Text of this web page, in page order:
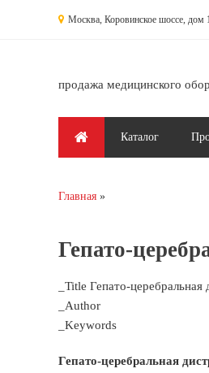
Москва, Коровинское шоссе, дом
продажа медицинского
Главное менюКаталог
Вы здесь
Главная
Гепато-
_Title Гепато-
_Author
_Keywords
Гепато-церебральная